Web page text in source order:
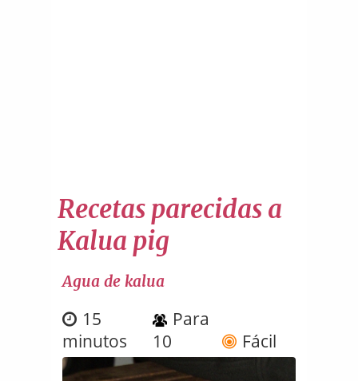
Recetas parecidas a
Kalua pig
Agua de kalua
15
minutos
Para
10
Fácil